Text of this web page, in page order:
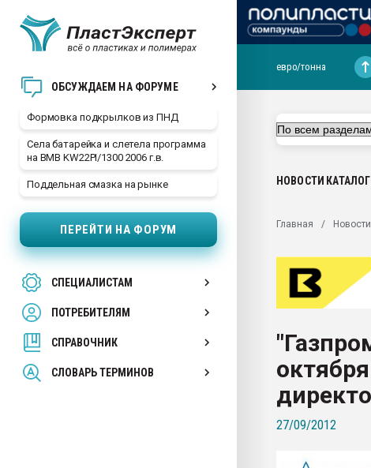
ОБСУЖДАЕМ НА ФОРУМЕ
Формовка подкрылков из ПНД
Села батарейка и слетела программа
на BMB KW22PI/1300 2006 г.в.
Поддельная смазка на рынке
ПЕРЕЙТИ НА ФОРУМ
СПЕЦИАЛИСТАМ
ПОТРЕБИТЕЛЯМ
СПРАВОЧНИК
СЛОВАРЬ ТЕРМИНОВ
29.07.2026 ФРП помог
Вакуум-формовочные
28.07.2026 Автоматизация
первый план в переработке
пластмасс
ситуацией на
Всё, что касается выдува
бутылок
ПЕРЕЙТИ НА
евро/тонна
НОВОСТИ
Главная Новости
27/09/2012